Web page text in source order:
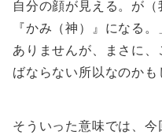
自分の顔が見える。が
『かみ（神）』になる
ありませんが、まさに
ばならない所以なのかも
そういった意味では、